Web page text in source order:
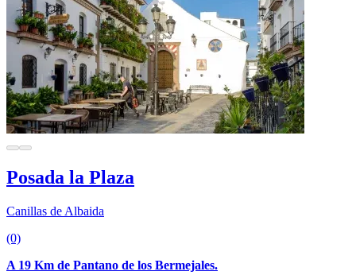
Posada la Plaza
Canillas de Albaida
(0)
A 19 Km de Pantano de los Bermejales.